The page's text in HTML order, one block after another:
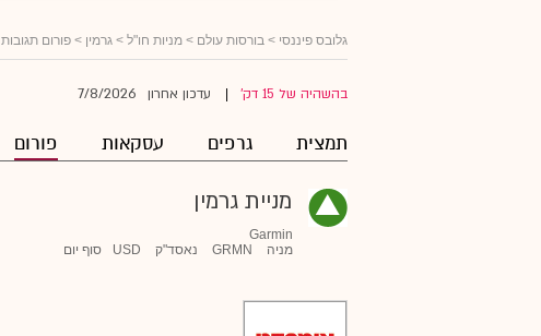
גלובס פיננסי > בורסות עולם > מניות חו"ל > גרמין > פורום תגובות
בהשהיה של 15 דק' עדכון אחרון 7/8/2026
תמצית גרפים עסקאות פורום
מניית גרמין
Garmin
מניה
GRMN נאסד"ק USD סוף יום